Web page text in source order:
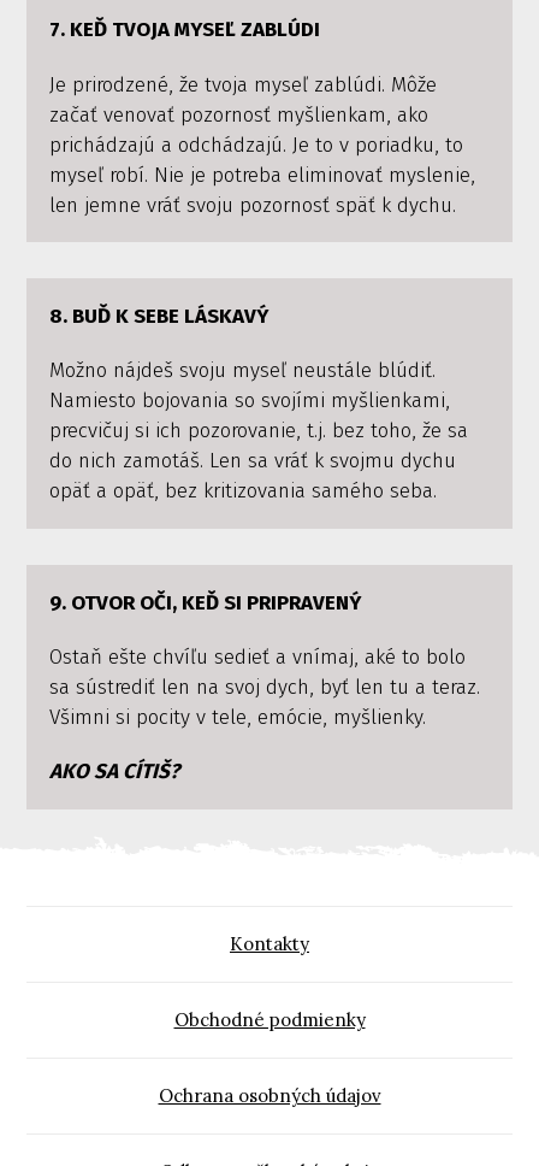
7. KEĎ TVOJA MYSEĽ ZABLÚDI
Je prirodzené, že tvoja myseľ zablúdi. Môže
začať venovať pozornosť myšlienkam, ako
prichádzajú a odchádzajú. Je to v poriadku, to
myseľ robí. Nie je potreba eliminovať myslenie,
len jemne vráť svoju pozornosť späť k dychu.
8. BUĎ K SEBE LÁSKAVÝ
Možno nájdeš svoju myseľ neustále blúdiť.
Namiesto bojovania so svojími myšlienkami,
precvičuj si ich pozorovanie, t.j. bez toho, že sa
do nich zamotáš. Len sa vráť k svojmu dychu
opäť a opäť, bez kritizovania samého seba.
9. OTVOR OČI, KEĎ SI PRIPRAVENÝ
Ostaň ešte chvíľu sedieť a vnímaj, aké to bolo
sa sústrediť len na svoj dych, byť len tu a teraz.
Všimni si pocity v tele, emócie, myšlienky.
AKO SA CÍTIŠ?
Kontakty
Obchodné podmienky
Ochrana osobných údajov